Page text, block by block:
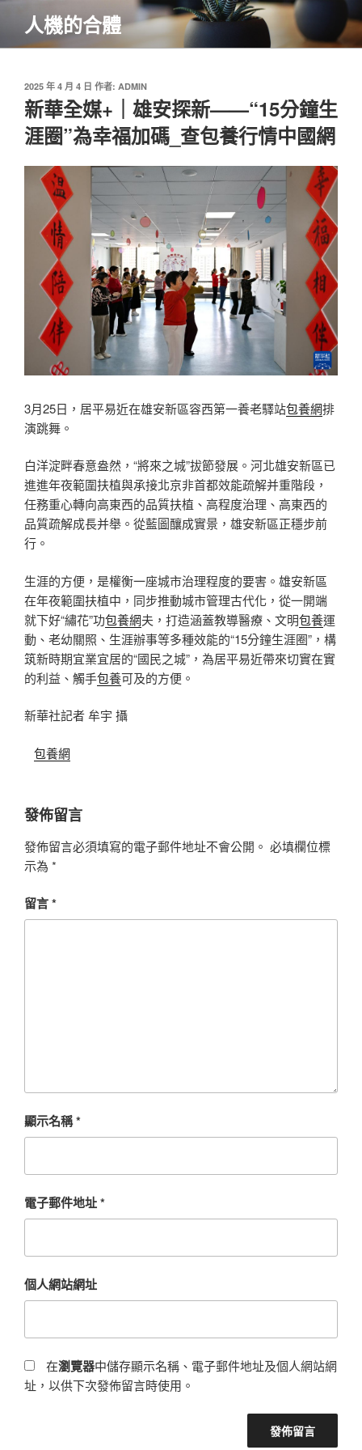
主
人機的合體
發
佈
於
2025 年 4 月 4 日 作者: ADMIN
新華全媒+｜雄安探新——“15分鐘生
涯圈”為幸福加碼_查包養行情中國網
3月25日，居平易近在雄安新區容西第一養老驛站包養網排
演跳舞。
白洋淀畔春意盎然，“將來之城”拔節發展。河北雄安新區已
進進年夜範圍扶植與承接北京非首都效能疏解并重階段，
任務重心轉向高東西的品質扶植、高程度治理、高東西的
品質疏解成長并舉。從藍圖釀成實景，雄安新區正穩步前
行。
生涯的方便，是權衡一座城市治理程度的要害。雄安新區
在年夜範圍扶植中，同步推動城市管理古代化，從一開端
就下好“繡花”功包養網夫，打造涵蓋教導醫療、文明包養運
動、老幼關照、生涯辦事等多種效能的“15分鐘生涯圈”，構
筑新時期宜業宜居的“國民之城”，為居平易近帶來切實在實
的利益、觸手包養可及的方便。
新華社記者 牟宇 攝
包養網
發佈留言
發佈留言必須填寫的電子郵件地址不會公開。 必填欄位標
示為 *
留言*
顯示名稱*
電子郵件地址*
個人網站網址
在瀏覽器中儲存顯示名稱、電子郵件地址及個人網站網
址，以供下次發佈留言時使用。